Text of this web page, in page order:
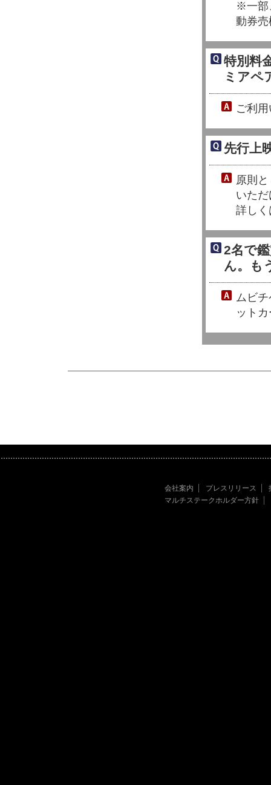
※一部
動券
特別料
ミアペ
ご利
先行上
原則
いた
詳し
2名で
ん。も
ムビ
ット
会社案内 プレスリリース
マルチステークホルダー方針